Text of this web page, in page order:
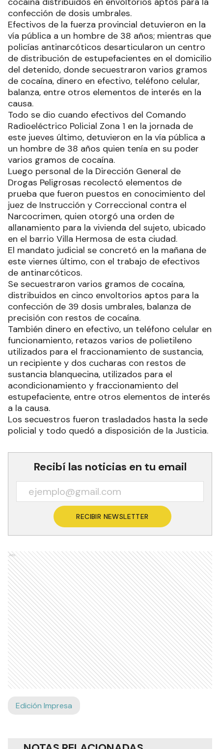
confección de dosis umbrales.
Efectivos de la fuerza provincial detuvieron en la
vía pública a un hombre de 38 años; mientras que
policías antinarcóticos desarticularon un centro
de distribución de estupefacientes en el domicilio
del detenido, donde secuestraron varios gramos
de cocaína, dinero en efectivo, teléfono celular,
balanza, entre otros elementos de interés en la
causa.
Todo se dio cuando efectivos del Comando
Radioeléctrico Policial Zona 1 en la jornada de
este jueves último, detuvieron en la vía pública a
un hombre de 38 años quien tenía en su poder
varios gramos de cocaína.
Luego personal de la Dirección General de
Drogas Peligrosas recolectó elementos de
prueba que fueron puestos en conocimiento del
juez de Instrucción y Correccional contra el
Narcocrimen, quien otorgó una orden de
allanamiento para la vivienda del sujeto, ubicado
en el barrio Villa Hermosa de esta ciudad.
El mandato judicial se concretó en la mañana de
este viernes último, con el trabajo de efectivos
de antinarcóticos.
Se secuestraron varios gramos de cocaína,
distribuidos en cinco envoltorios aptos para la
confección de 39 dosis umbrales, balanza de
precisión con restos de cocaína.
También dinero en efectivo, un teléfono celular en
funcionamiento, retazos varios de polietileno
utilizados para el fraccionamiento de sustancia,
un recipiente y dos cucharas con restos de
sustancia blanquecina, utilizados para el
acondicionamiento y fraccionamiento del
estupefaciente, entre otros elementos de interés
a la causa.
Los secuestros fueron trasladados hasta la sede
policial y todo quedó a disposición de la Justicia.
Recibí las noticias en tu email
RECIBIR NEWSLETTER
Ads
Edición Impresa